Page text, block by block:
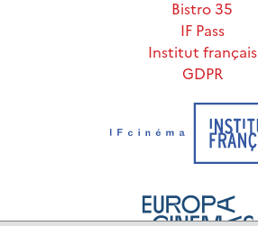
Bistro 35
IF Pass
Institut français
GDPR